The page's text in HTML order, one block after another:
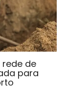
rede de
para